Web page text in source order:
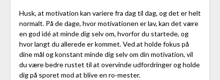
Husk, at motivation kan variere fra dag til dag, og det er helt
normalt. På de dage, hvor motivationen er lav, kan det være
en god idé at minde dig selv om, hvorfor du startede, og
hvor langt du allerede er kommet. Ved at holde fokus på
dine mål og konstant minde dig selv om din motivation, vil
du være bedre rustet til at overvinde udfordringer og holde
dig på sporet mod at blive en ro-mester.